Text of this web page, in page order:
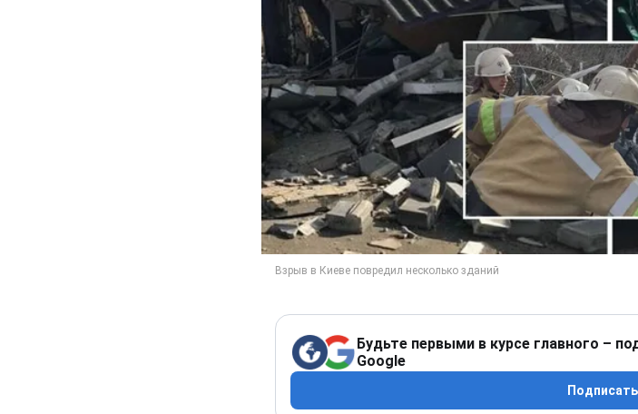
Будьте первыми в курсе главного –
Google